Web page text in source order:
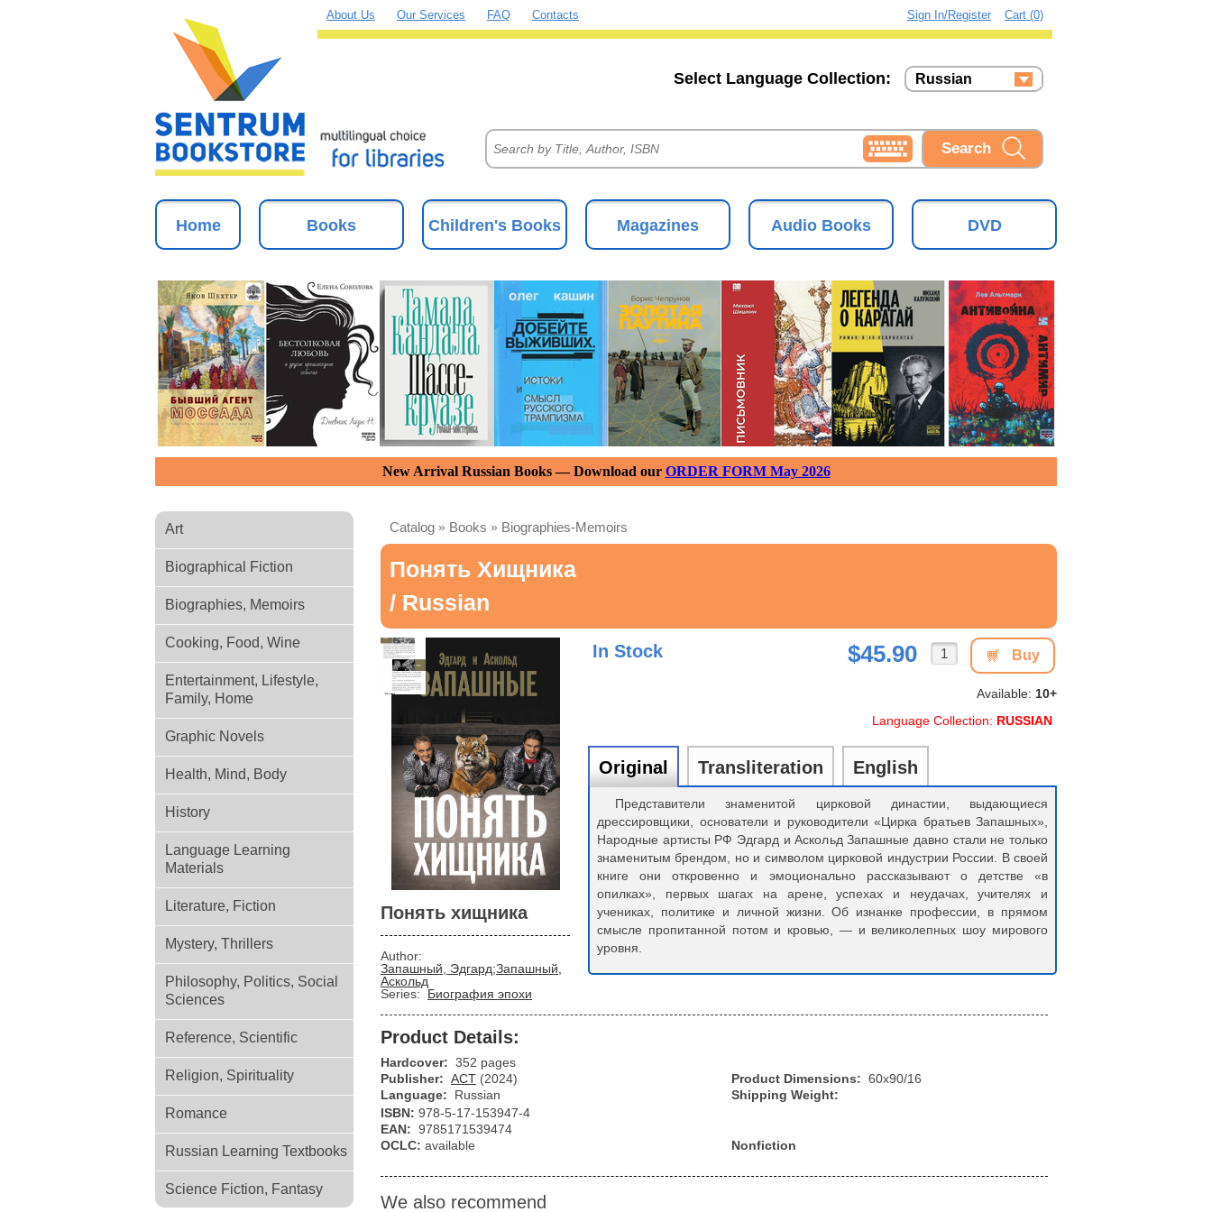
About Us Our Services FAQ Contacts Cart (0)
Sign In/Register
Russian
Ukrainian
Select Language Collection:
Home Books Children's Books Magazines Audio Books DVD
New Arrival Russian Books — Download our ORDER FORM May 2026
Art
Biographical Fiction
Biographies, Memoirs
Cooking, Food, Wine
Entertainment, Lifestyle,
Family, Home
Graphic Novels
Health, Mind, Body
History
Language Learning
Materials
Literature, Fiction
Mystery, Thrillers
Philosophy, Politics, Social
Sciences
Reference, Scientific
Religion, Spirituality
Romance
Russian Learning Textbooks
Science Fiction, Fantasy
Catalog » Books » Biographies-Memoirs
Понять Хищника
/ Russian
Понять хищника
Author:
Запашный, Эдгард;Запашный,
Аскольд
Series:
Биография эпохи
In Stock Buy
$45.90
Available: 10+
Language Collection: RUSSIAN
Original Transliteration English
Представители знаменитой цирковой династии, выдающиеся
дрессировщики, основатели и руководители «Цирка братьев Запашных»,
Народные артисты РФ Эдгард и Аскольд Запашные давно стали не только
знаменитым брендом, но и символом цирковой индустрии России. В своей
книге они откровенно и эмоционально рассказывают о детстве «в
опилках», первых шагах на арене, успехах и неудачах, учителях и
учениках, политике и личной жизни. Об изнанке профессии, в прямом
смысле пропитанной потом и кровью, — и великолепных шоу мирового
уровня.
Product Details:
Hardcover: 352 pages
Publisher: АСТ (2024)
Language:
Russian
Product Dimensions: 60x90/16
Shipping Weight:
ISBN: 978-5-17-153947-4
EAN: 9785171539474
OCLC: available Nonfiction
We also recommend